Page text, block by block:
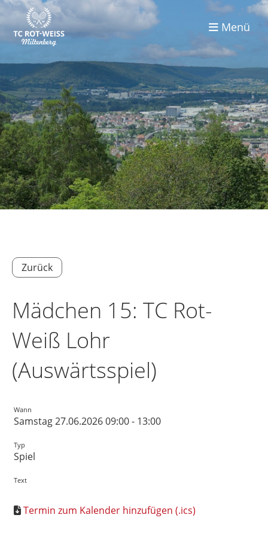
Menü
Zurück
Mädchen 15: TC Rot-
Weiß Lohr
(Auswärtsspiel)
Wann
Samstag 27.06.2026 09:00 - 13:00
Typ
Spiel
Text
Termin zum Kalender hinzufügen (.ics)